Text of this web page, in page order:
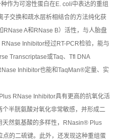
作为可溶性蛋白在E. coli中表达的重组
子交换和疏水层析相结合的方法纯化获
RNase A和RNase B）活性，与人胎盘
Inhibitor经过RT-PCR检验，能与
Transcriptase或Taq、Tfl DNA
Inhibitor也能和TaqMan®定量、实
RNase Inhibitor具有更高的抗氧化活
半胱氨酸对氧化非常敏感，并形成二
天然氨基酸的多样性，RNasin® Plus
的二硫键。此外，还发现这种重组蛋